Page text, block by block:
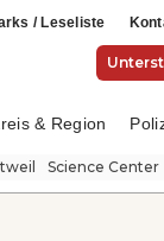
/ Leseliste
& Region
Science Center